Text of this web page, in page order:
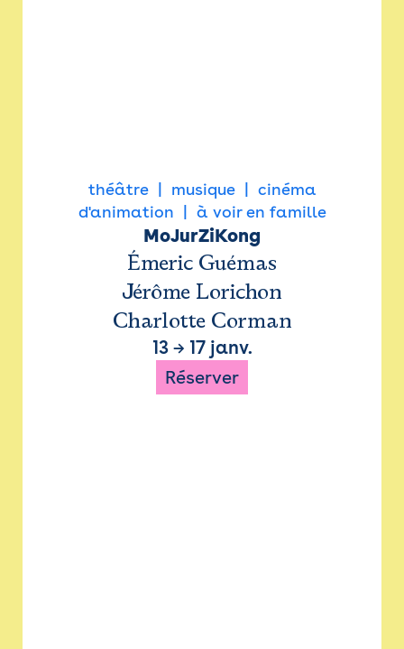
théâtre musique
cinéma
d'animation
à voir en famille
MoJurZiKong
Émeric Guémas
Jérôme Lorichon
Charlotte Corman
13→ 17 janv.
Réserver